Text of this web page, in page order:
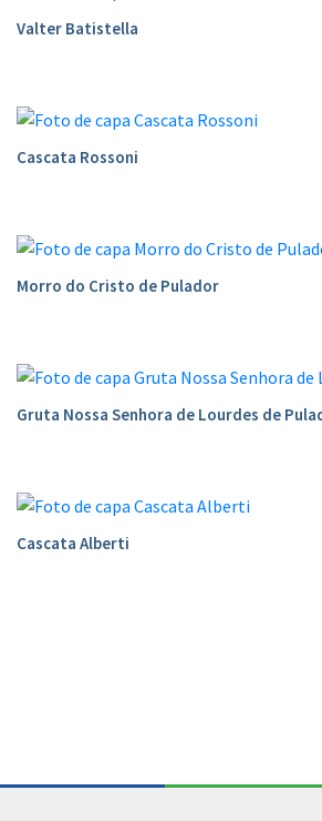
Valter Batistella
Cascata Rossoni
Morro do Cristo de Pulador
Gruta Nossa Senhora de Lourdes de
Cascata Alberti